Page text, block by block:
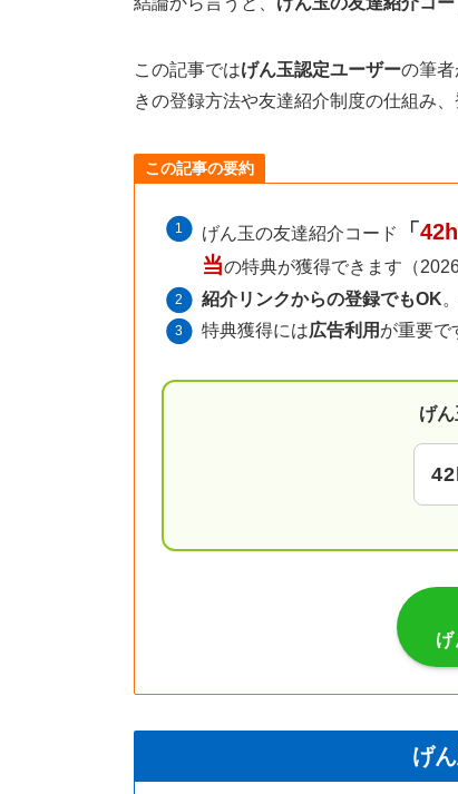
この記事ではげん玉認定ユーザーの筆
きの登録方法や友達紹介制度の仕組み
この記事の要約
げん玉の友達紹介コード 「
当の特典が獲得できます（
紹介リンクからの登録でもOK
特典獲得には広告利用 が重要で
げ
げ